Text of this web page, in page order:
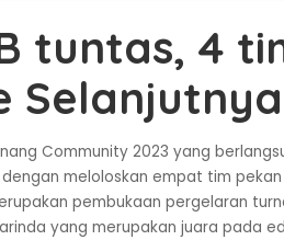
tuntas, 4
Selanjutnya
Community 2023 yang
meloloskan empat tim
pembukaan pergelaran
yang merupakan juara pada